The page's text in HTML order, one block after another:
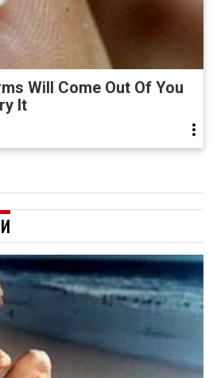
Will Come Out Of You
It